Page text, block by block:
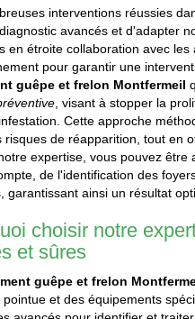
interventions réussies
avancés et d'adapter
en étroite collaboration avec
pour garantir une
guêpe et frelon Montfermeil
, visant à stopper la
Cette approche
risques de réapparition, tout en
expertise, vous pouvez
de l'identification des
garantissant ainsi un résultat
choisir notre
et sûres
guêpe et frelon
pointue et des équipements